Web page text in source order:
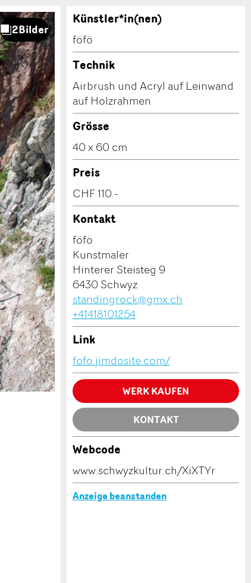
Künstler*in(nen)
föfö
Technik
Airbrush und Acryl auf Leinwand
auf Holzrahmen
Grösse
40 x 60 cm
Preis
CHF 110.-
Kontakt
föfö
Kunstmaler
Hinterer Steisteg 9
6430 Schwyz
standingrock@gmx.ch
+41418101254
Link
fofo.jimdosite.com/
WERK KAUFEN
KONTAKT
Webcode
www.schwyzkultur.ch/XiXTYr
Anzeige beanstanden